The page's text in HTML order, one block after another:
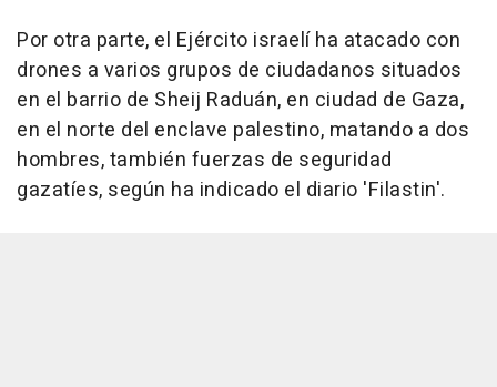
Por otra parte, el Ejército israelí ha atacado con
drones a varios grupos de ciudadanos situados
en el barrio de Sheij Raduán, en ciudad de Gaza,
en el norte del enclave palestino, matando a dos
hombres, también fuerzas de seguridad
gazatíes, según ha indicado el diario 'Filastin'.